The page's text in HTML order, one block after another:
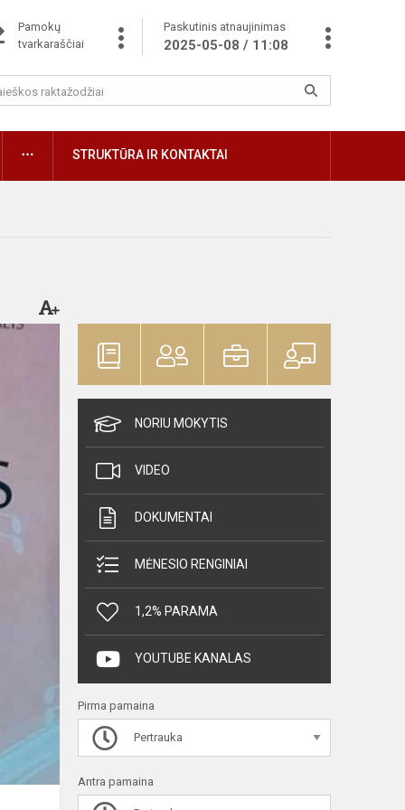
Pamokų
tvarkaraščiai
Paskutinis atnaujinimas
2025-05-08 / 11:08
STRUKTŪRA IR KONTAKTAI
NORIU MOKYTIS
VIDEO
DOKUMENTAI
MĖNESIO RENGINIAI
1,2% PARAMA
YOUTUBE KANALAS
Pirma pamaina
Pertrauka
Antra pamaina